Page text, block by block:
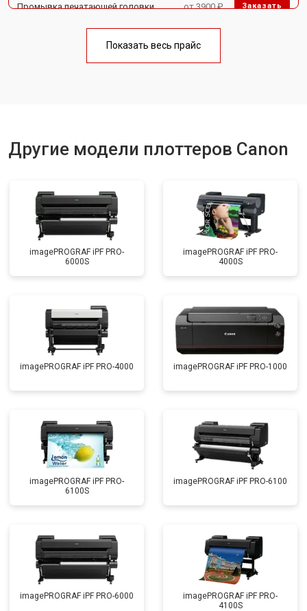
Промывка печатающей головки от 3900 ₽ Заказать
Показать весь прайс
Другие модели плоттеров Canon
imagePROGRAF iPF PRO-
6000S
imagePROGRAF iPF PRO-
4000S
imagePROGRAF iPF PRO-4000 imagePROGRAF iPF PRO-1000
imagePROGRAF iPF PRO-
6100S
imagePROGRAF iPF PRO-6100
imagePROGRAF iPF PRO-6000
imagePROGRAF iPF PRO-
4100S